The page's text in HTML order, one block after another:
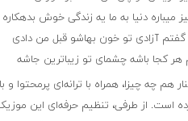
میباره دنیا به ما یه زندگی خوش بدهکاره
آزادی تو خون بهاشو قبل من دادی
کجا باشه چشمای تو زیباترین جاشه
هم چه چیزا، همراه با ترانه‌ای پرمحتوا
است. از طرفی، تنظیم حرفه‌ای این